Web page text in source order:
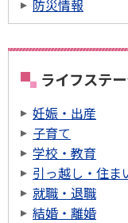
防災情報
ライフステ
妊娠・出産
子育て
学校・教育
引っ越し・住ま
就職・退職
結婚・離婚